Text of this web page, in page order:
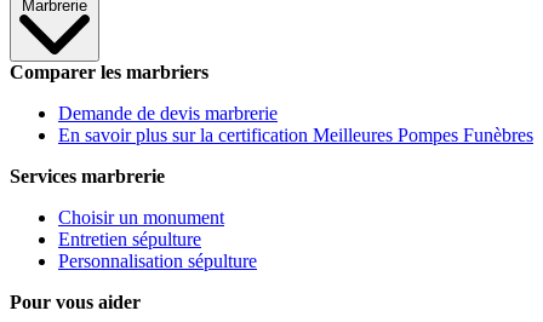
Marbrerie
Comparer les marbriers
Demande de devis marbrerie
En savoir plus sur la certification Meilleures Pompes Funèbres
Services marbrerie
Choisir un monument
Entretien sépulture
Personnalisation sépulture
Pour vous aider